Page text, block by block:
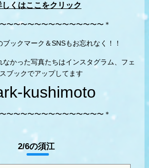
しくはここをクリック
〜〜〜〜〜〜〜〜〜〜〜〜〜〜＊
ブックマーク＆SNSもお忘れなく！！
なかった写真たちはインスタグラム、フェ
ブックでアップしてます
kushimoto
〜〜〜〜〜〜〜〜〜〜〜〜〜〜＊
2/6の須江